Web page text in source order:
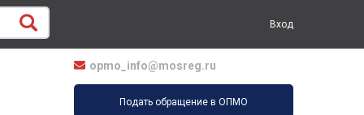
Вход
opmo_info@mosreg.ru
Подать обращение в ОПМО